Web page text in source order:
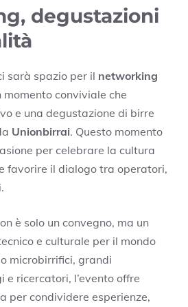
degustazioni
sarà spazio per il networking
momento conviviale che
e una degustazione di birre
Unionbirrai. Questo momento
per celebrare la cultura
favorire il dialogo tra operatori,
è solo un convegno, ma un
e culturale per il mondo
microbirrifici, grandi
e ricercatori, l’evento offre
per condividere esperienze,